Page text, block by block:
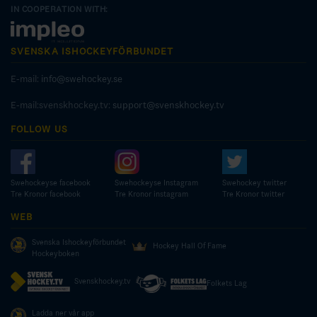
IN COOPERATION WITH:
SVENSKA ISHOCKEYFÖRBUNDET
E-mail: info@swehockey.se
E-mail:svenskhockey.tv: support@svenskhockey.tv
FOLLOW US
Swehockeyse facebook
Tre Kronor facebook
Swehockeyse Instagram
Tre Kronor instagram
Swehockey twitter
Tre Kronor twitter
WEB
Svenska Ishockeyförbundet
Hockeyboken
Hockey Hall Of Fame
Svenskhockey.tv Folkets Lag
Ladda ner vår app